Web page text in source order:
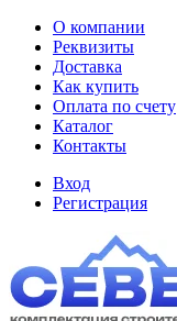
О компании
Реквизиты
Доставка
Как купить
Оплата по счету
Каталог
Контакты
Вход
Регистрация